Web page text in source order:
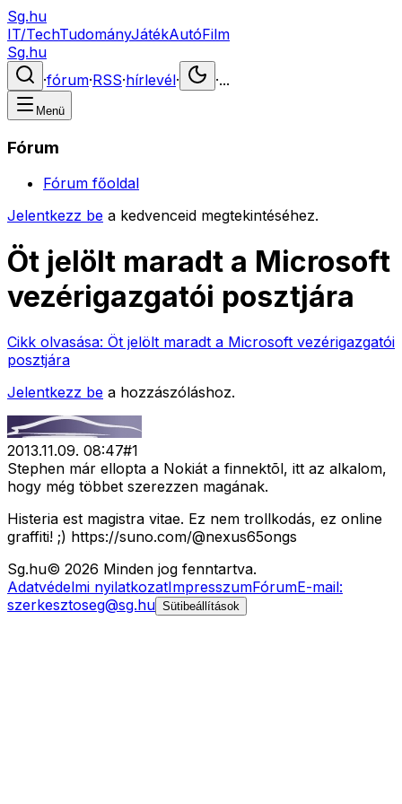
Sg.hu
IT/TechTudományJátékAutóFilm
Sg.hu
·fórum·RSS·hírlevél· ·...
Menü
Fórum
Fórum főoldal
Jelentkezz be a kedvenceid megtekintéséhez.
Öt jelölt maradt a Microsoft
vezérigazgatói posztjára
Cikk olvasása: Öt jelölt maradt a Microsoft vezérigazgatói
posztjára
Jelentkezz be a hozzászóláshoz.
2013.11.09. 08:47#1
Stephen már ellopta a Nokiát a finnektõl, itt az alkalom,
hogy még többet szerezzen magának.
Histeria est magistra vitae. Ez nem trollkodás, ez online
graffiti! ;) https://suno.com/@nexus65ongs
Sg.hu© 2026 Minden jog fenntartva.
Adatvédelmi nyilatkozatImpresszumFórumE-mail:
szerkesztoseg@sg.hu Sütibeállítások